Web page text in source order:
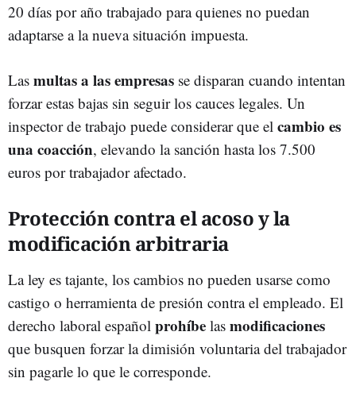
20 días por año trabajado para quienes no puedan
adaptarse a la nueva situación impuesta.
Las multas a las empresas se disparan cuando intentan
forzar estas bajas sin seguir los cauces legales. Un
inspector de trabajo puede considerar que el cambio es
una coacción, elevando la sanción hasta los 7.500
euros por trabajador afectado.
Protección contra el acoso y la
modificación arbitraria
La ley es tajante, los cambios no pueden usarse como
castigo o herramienta de presión contra el empleado. El
derecho laboral español prohíbe las modificaciones
que busquen forzar la dimisión voluntaria del trabajador
sin pagarle lo que le corresponde.